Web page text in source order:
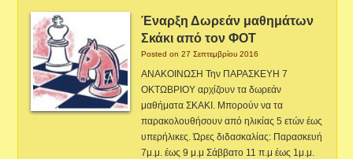
Έναρξη Δωρεάν μαθημάτων
Σκάκι από τον ΦΟΤ
Posted on 27 Σεπτεμβρίου 2016
ΑΝΑΚΟΙΝΩΣΗ Την ΠΑΡΑΣΚΕΥΗ 7
ΟΚΤΩΒΡΙΟΥ αρχίζουν τα δωρεάν
μαθήματα ΣΚΑΚΙ. Μπορούν να τα
παρακολουθήσουν από ηλικίας 5 ετών έως
υπερήλικες. Ώρες διδασκαλίας: Παρασκευή
7μ.μ. έως 9 μ.μ Σάββατο 11 π.μ έως 1μ.μ.